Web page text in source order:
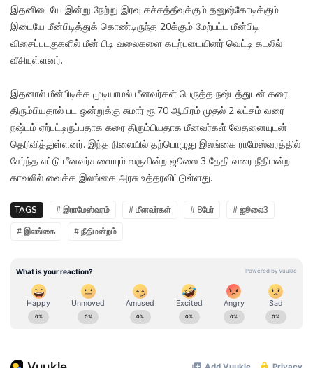
இதனிடையே இன்று நேற்று இரவு கச்சத்தீவுக்கும் தனுஷ்கோடிக்கும்
இடையே மீன்பிடித்துக் கொண்டிருந்த 20க்கும் மேற்பட்ட மீன்பிடி
விசைப்படகுகளில் மீன் பிடி வலைகளை கடற்படையினர் வெட்டி கடலில்
வீசியுள்ளனர்.
இதனால் மீன்பிடிக்க முடியாமல் மீனவர்கள் பெருத்த நஷ்டத்துடன் கரை
திரும்பியதால் பட ஒன்றுக்கு சுமார் ரூ.70 ஆயிரம் முதல் 2 லட்சம் வரை
நஷ்டம் ஏற்பட்டிருப்பதாக கரை திரும்பியதாக மீனவர்கள் வேதனையுடன்
தெரிவித்துள்ளனர். இந்த நிலையில் தற்பொழுது இலங்கை ராமேஸ்வரத்தில்
சேர்ந்த எட்டு மீனவர்களையும் வருகின்ற ஜூலை 3 தேதி வரை நீதிமன்ற
காவலில் வைக்க இலங்கை அரசு உத்தரவிட்டுள்ளது.
TAGS: # இராமேஸ்வரம் # மீனவர்கள் # 8பேர்
# ஜூலை3
# இலங்கை
# நீதிமன்றம்